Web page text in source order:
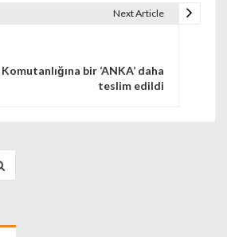
Next Article
bir ‘ANKA’ daha
teslim edildi